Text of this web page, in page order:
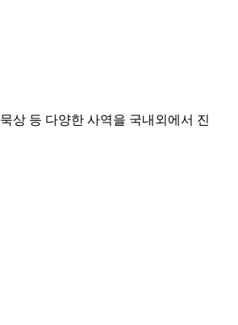
상 등 다양한 사역을 국내외에서 진